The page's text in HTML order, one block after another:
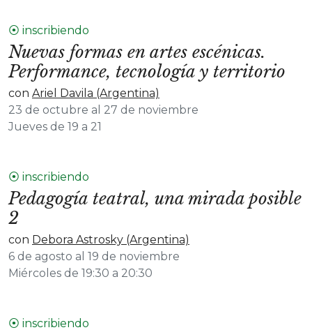
⦿ inscribiendo
Nuevas formas en artes escénicas.
Performance, tecnología y territorio
con Ariel Davila (Argentina)
23 de octubre al 27 de noviembre
Jueves de 19 a 21
⦿ inscribiendo
Pedagogía teatral, una mirada posible
2
con Debora Astrosky (Argentina)
6 de agosto al 19 de noviembre
Miércoles de 19:30 a 20:30
⦿ inscribiendo